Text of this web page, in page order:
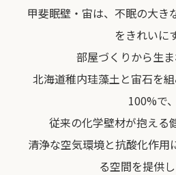
甲斐眠壁・宙は、不眠の大き
をきれいに
部屋づくりから生ま
北海道稚内珪藻土と宙石を
100%で、
従来の化学壁材が抱える
清浄な空気環境と抗酸化作用
る空間を提供し